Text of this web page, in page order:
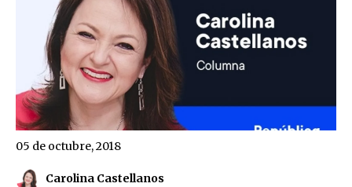
Carolina Castellanos
05 de octubre, 2018